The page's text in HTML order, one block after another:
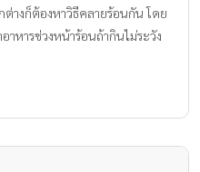
างก็ต้องหาวิธีคลายร้อนกัน โดย
าหารช่วงหน้าร้อนถ้ากินไม่ระวัง
บคทีเรียตัวการมักปนเปื้อนมา